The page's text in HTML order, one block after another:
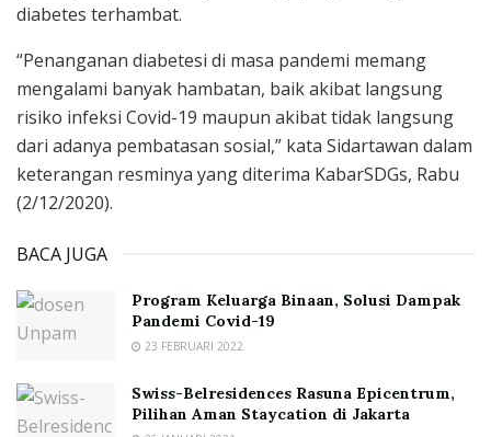
diabetes terhambat.
“Penanganan diabetesi di masa pandemi memang
mengalami banyak hambatan, baik akibat langsung
risiko infeksi Covid-19 maupun akibat tidak langsung
dari adanya pembatasan sosial,” kata Sidartawan dalam
keterangan resminya yang diterima KabarSDGs, Rabu
(2/12/2020).
BACA JUGA
Program Keluarga Binaan, Solusi Dampak
Pandemi Covid-19
23 FEBRUARI 2022
Swiss-Belresidences Rasuna Epicentrum,
Pilihan Aman Staycation di Jakarta